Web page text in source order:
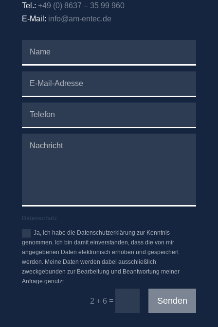
Tel.: +49 (0) 8637 – 35 99 960
E-Mail: info@am-entec.de
Datenschutz
Ja, ich habe die Datenschutzerklärung zur Kenntnis
genommen. Ich bin damit einverstanden, dass die von mir
angegebenen Daten elektronisch erhoben und gespeichert
werden. Meine Daten werden dabei ausschließlich
zweckgebunden zur Bearbeitung und Beantwortung meiner
Anfrage genutzt.
2 + 6 = Senden